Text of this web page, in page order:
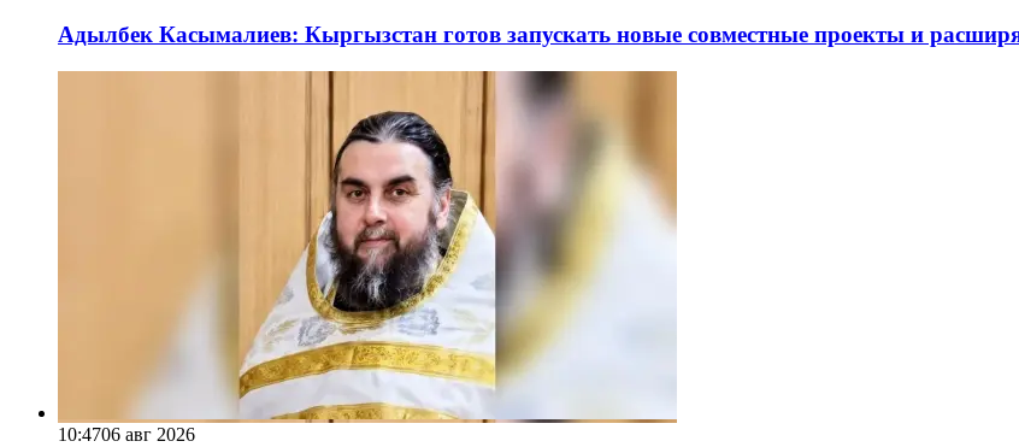
Адылбек Касымалиев: Кыргызстан готов запускать новые совместные проекты и
10:4706 авг 2026